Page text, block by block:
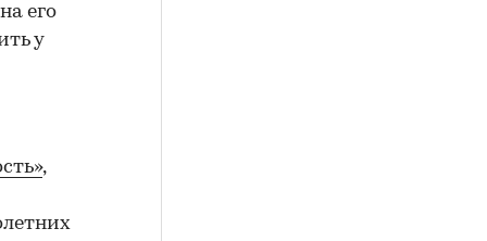
его
у
,